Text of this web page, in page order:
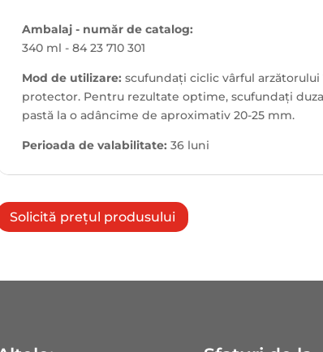
Ambalaj - număr de catalog:
340 ml - 84 23 710 301
Mod de utilizare: scufundați ciclic vârful
protector. Pentru rezultate optime, scufundați
pastă la o adâncime de aproximativ 20-25 mm.
Perioada de valabilitate: 36 luni
Solicită prețul produsului